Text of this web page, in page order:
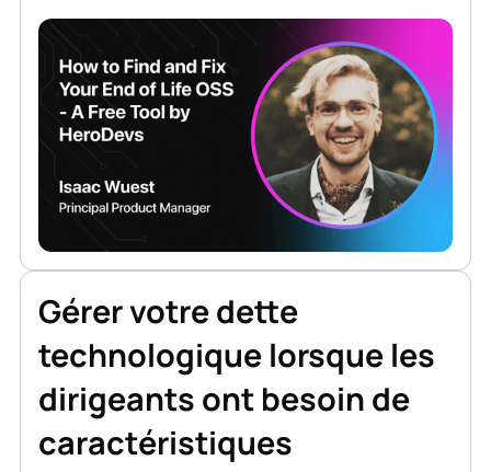
Gérer votre dette
technologique lorsque les
dirigeants ont besoin de
caractéristiques